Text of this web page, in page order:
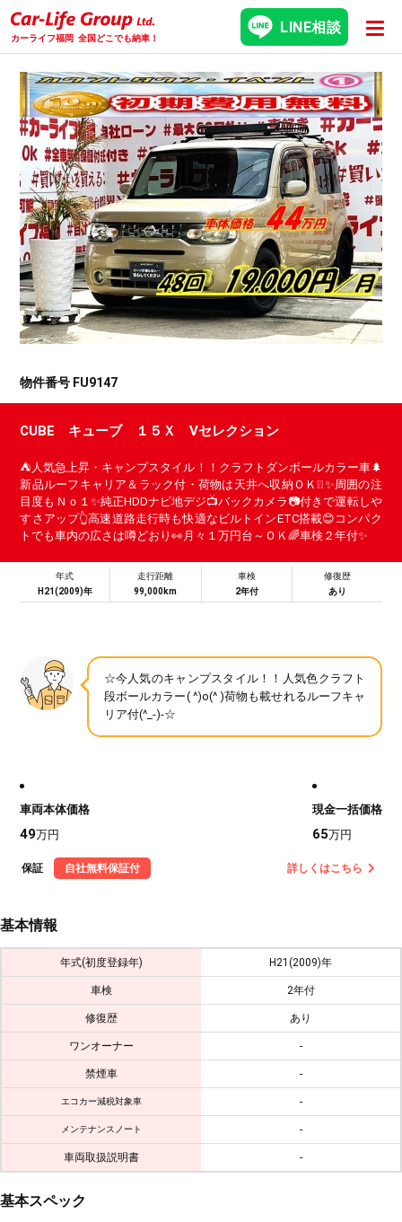
カーライフ福岡 全国どこでも納車！
LINE相談
物件番号 FU9147
CUBE キューブ １５Ｘ Vセレクション
⛺人気急上昇・キャンプスタイル！！クラフトダンボールカラー車🌲
新品ルーフキャリア＆ラック付・荷物は天井へ収納ＯＫ❕❕✨周囲の注
目度もＮｏ１✨純正HDDナビ地デジ📺バックカメラ📷付きで運転しや
すさアップ👆高速道路走行時も快適なビルトインETC搭載😊コンパク
トでも車内の広さは噂どおり👀月々１万円台～ＯＫ🌈車検２年付✨
年式
H21(2009)年
走行距離
99,000km
車検
2年付
修復歴
あり
☆今人気のキャンプスタイル！！人気色クラフト
段ボールカラー( ^)o(^ )荷物も載せれるルーフキャ
リア付(^_-)-☆
車両本体価格
49万円
現金一括価格
65万円
保証 自社無料保証付 詳しくはこちら
基本情報
年式(初度登録年) H21(2009)年
車検 2年付
修復歴 あり
ワンオーナー -
禁煙車 -
エコカー減税対象車 -
メンテナンスノート -
車両取扱説明書 -
基本スペック